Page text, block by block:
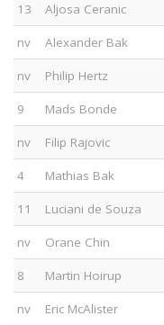
13 Aljosa Ceranic
nv Alexander Bak
nv Philip Hertz
9 Mads Bonde
nv Filip Rajovic
4 Mathias Bak
11 Luciani de Souza
nv Orane Chin
8 Martin Hoirup
nv Eric McAlister